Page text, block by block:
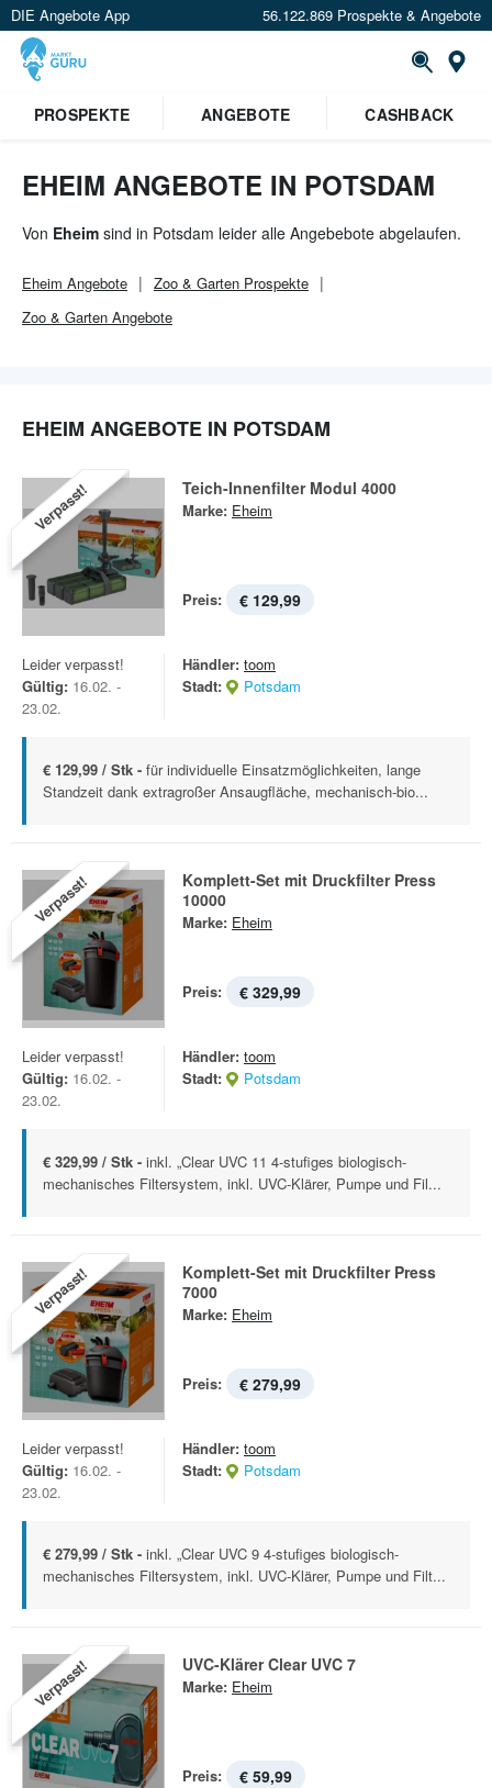
DIE Angebote App 56.122.869 Prospekte & Angebote
PROSPEKTE ANGEBOTE CASHBACK
EHEIM ANGEBOTE IN POTSDAM
Von Eheim sind in Potsdam leider alle Angebebote abgelaufen.
Eheim Angebote Zoo & Garten Prospekte
Zoo & Garten Angebote
EHEIM ANGEBOTE IN POTSDAM
Verpasst! Teich-Innenfilter Modul 4000
Marke: Eheim
Preis: € 129,99
Leider verpasst!
Gültig: 16.02. -
23.02.
Händler: toom
Stadt:
Potsdam
€ 129,99 / Stk - für individuelle Einsatzmöglichkeiten, lange
Standzeit dank extragroßer Ansaugfläche, mechanisch-bio...
Verpasst!
Komplett-Set mit Druckfilter Press
10000
Marke: Eheim
Preis: € 329,99
Leider verpasst!
Gültig: 16.02. -
23.02.
Händler: toom
Stadt:
Potsdam
€ 329,99 / Stk - inkl. „Clear UVC 11 4-stufiges biologisch-
mechanisches Filtersystem, inkl. UVC-Klärer, Pumpe und Fil...
Verpasst!
Komplett-Set mit Druckfilter Press
7000
Marke: Eheim
Preis: € 279,99
Leider verpasst!
Gültig: 16.02. -
23.02.
Händler: toom
Stadt:
Potsdam
€ 279,99 / Stk - inkl. „Clear UVC 9 4-stufiges biologisch-
mechanisches Filtersystem, inkl. UVC-Klärer, Pumpe und Filt...
Verpasst! UVC-Klärer Clear UVC 7
Marke: Eheim
Preis: € 59,99